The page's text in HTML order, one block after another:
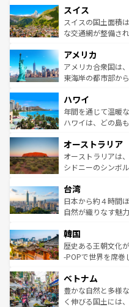
れる地方に足を運
きるだ
を参照してほしい。
は、お酒好きな人にはぜ
ドイツ情報はコン
リアごとに異なる
ティー、ビール好
戦など、本場だか
ンツ一覧を参照して
スイス
スイスの国土面積
な交通網が整備さ
の建物がそのまま
博物館もあり、ア
ことができる。国
ば市内交通費無料で観
着のスイス情報は
アメリカ
アメリカ合衆国は
東海岸の都市部か
のような巨大都市
ンメントが詰まっ
西部には大自然が
部のニューオーリ
文化が魅力。旅行
しみながら、その
ならではの贅沢な旅のスタイル
情報はコンテンツ
ハワイ
年間を通じて温暖
ハワイは、どの島
ワイ島は見逃せな
島だが、静かな自
おすすめ。エメラ
れるおもてなしの
人々、おいしいロ
ク、伝統的なフラ
ワイを、存分に味わってほしい。
はコンテンツ一覧
オーストラリア
オーストラリアは
シドニーのシンボ
リアリーフや大陸
ク）、タスマニア
ど、見どころがた
いる。アクティビ
ビング、ハイキン
い。オーストラリ
参照してほしい。
台湾
日本から約４時間
自然が織りなす魅
ン）、静ひつな山
と山間の静けさが
驚きをもたらして
容にもいいと評判
が味わ
照してほしい。
韓国
歴史ある王朝文化
-POPで世界を席巻
き、地方に足を延
できる。そして、
まで、さまざまな
ベトナム
豊かな自然と多様
く伸びる国土には